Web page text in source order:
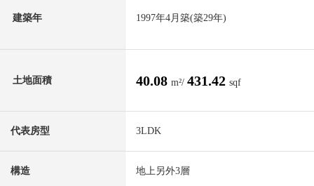
建築年 1997年4月築(築29年)
土地面積 40.08 m²/ 431.42 sqf
代表房型 3LDK
構造 地上另外3層